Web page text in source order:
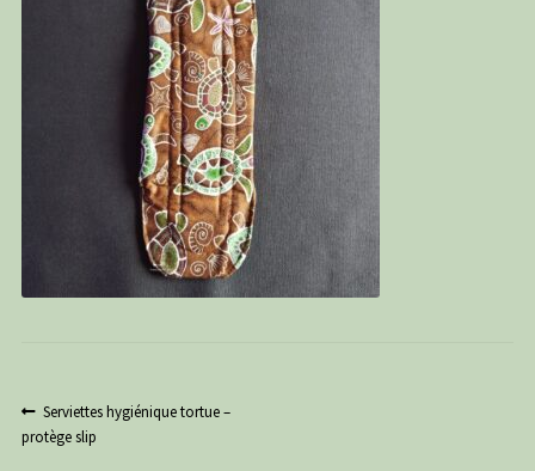
Navigation
de
Article
précédent :
Serviettes hygiénique tortue –
protège slip